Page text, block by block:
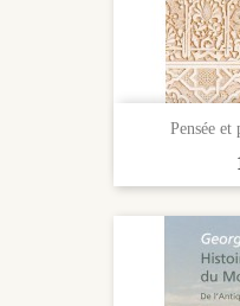
Pensée